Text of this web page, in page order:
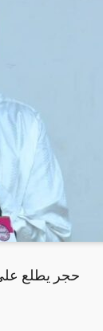
حجر يطلع على